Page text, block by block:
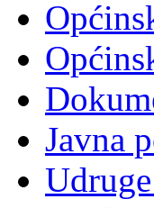
Javna